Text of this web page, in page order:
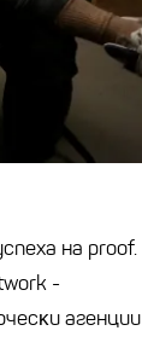
на proof.
-
aгeнции